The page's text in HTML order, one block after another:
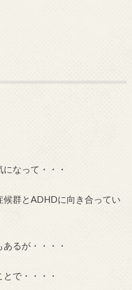
なって・・・
候群とADHDに向き合ってい
るが・・・・
で・・・・